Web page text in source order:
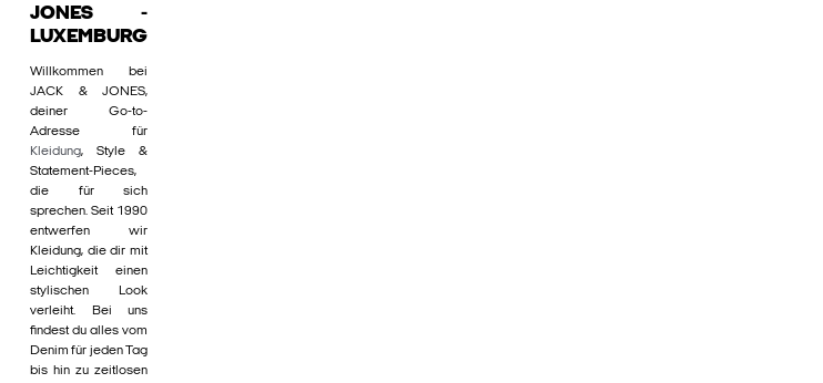
JONES -
LUXEMBURG
Willkommen bei
JACK & JONES,
deiner Go-to-
Adresse für
Kleidung, Style &
Statement-Pieces,
die für sich
sprechen. Seit 1990
entwerfen wir
Kleidung, die dir mit
Leichtigkeit einen
stylischen Look
verleiht. Bei uns
findest du alles vom
Denim für jeden Tag
bis hin zu zeitlosen